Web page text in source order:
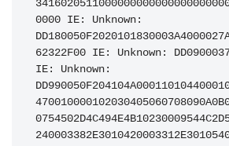
0000 IE: Unknown:
62322F00 IE: Unknown:
IE: Unknown: